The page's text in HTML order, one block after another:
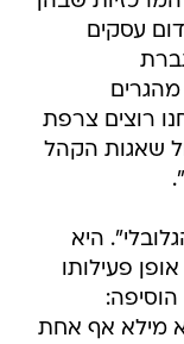
עסקים
רוצים צרפת
שאגות הקהל
היא
פעילותו
הוסיפה:
מילא אף אחת